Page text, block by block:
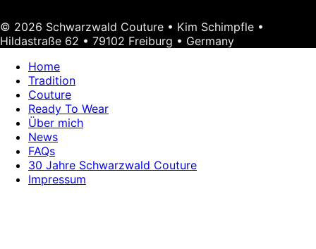
© 2026 Schwarzwald Couture • Kim Schimpfle •
Hildastraße 62 • 79102 Freiburg • Germany
Home
Tradition
Couture
Ready To Wear
Über mich
News
FAQs
30 Jahre Schwarzwald Couture
Impressum